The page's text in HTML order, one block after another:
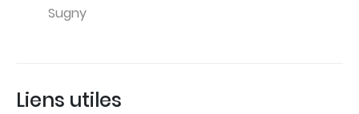
Sugny
Liens utiles